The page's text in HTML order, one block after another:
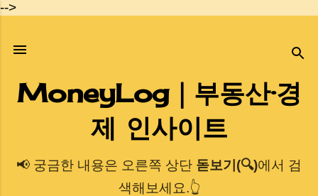
-->
기본 콘텐츠로 건너뛰기
MoneyLog｜부동산·경
제 인사이트
📢 궁금한 내용은 오른쪽 상단 돋보기(🔍)에서 검
색해보세요.👆